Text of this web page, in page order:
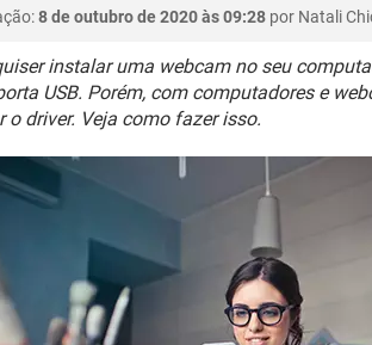
8 de outubro de 2020 às 09:28 por Natali
instalar uma webcam no seu
USB. Porém, com computadores e
o driver. Veja como fazer isso.